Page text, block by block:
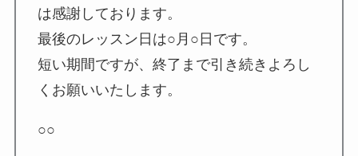
は感謝しております。
最後のレッスン日は○月○日です。
短い期間ですが、終了まで引き続きよろし
くお願いいたします。
○○